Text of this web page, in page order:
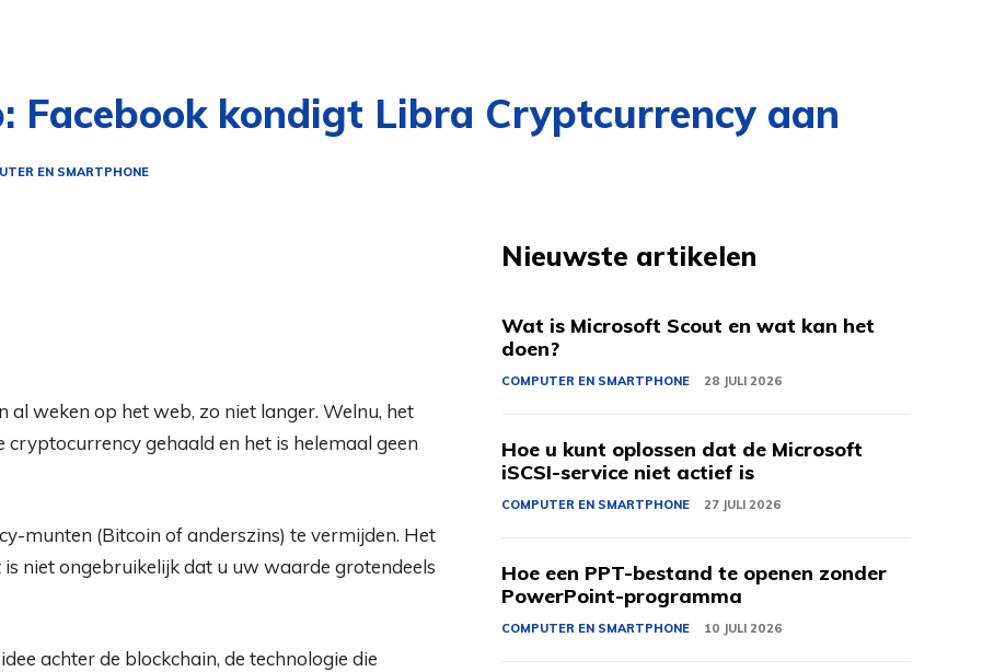
Facebook kondigt Libra Cryptcurrency aan
EN SMARTPHONE
al weken op het web, zo niet langer. Welnu, het
gehaald en het is helemaal geen
munten (Bitcoin of anderszins) te vermijden. Het
niet ongebruikelijk dat u uw waarde grotendeels
achter de blockchain, de technologie die
Nieuwste artikelen
Wat is Microsoft Scout en wat kan het
doen?
COMPUTER EN SMARTPHONE 28 JULI 2026
Hoe u kunt oplossen dat de Microsoft
iSCSI-service niet actief is
COMPUTER EN SMARTPHONE 27 JULI 2026
Hoe een PPT-bestand te openen zonder
PowerPoint-programma
COMPUTER EN SMARTPHONE 10 JULI 2026